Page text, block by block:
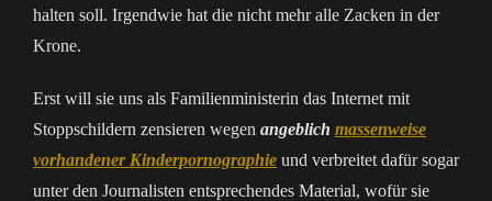
halten soll. Irgendwie hat die nicht mehr alle Zacken in der
Krone.
Erst will sie uns als Familienministerin das Internet mit
Stoppschildern zensieren wegen angeblich massenweise
vorhandener Kinderpornographie und verbreitet dafür sogar
unter den Journalisten entsprechendes Material, wofür sie